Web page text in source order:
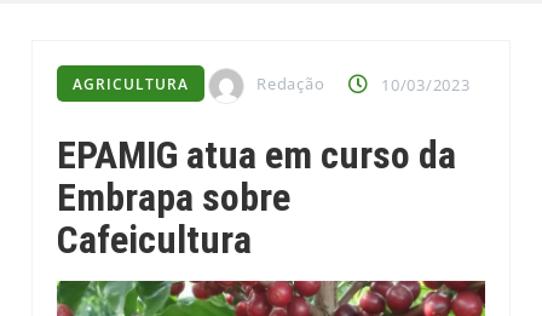
AGRICULTURA Redação 10/03/2023
EPAMIG atua em curso da
Embrapa sobre
Cafeicultura